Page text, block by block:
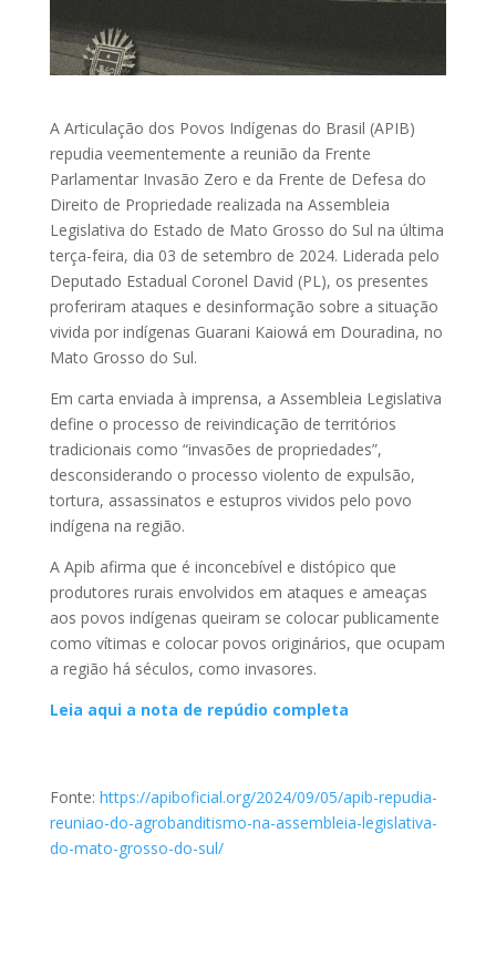
A Articulação dos Povos Indígenas do Brasil (APIB)
repudia veementemente a reunião da Frente
Parlamentar Invasão Zero e da Frente de Defesa do
Direito de Propriedade realizada na Assembleia
Legislativa do Estado de Mato Grosso do Sul na última
terça-feira, dia 03 de setembro de 2024. Liderada pelo
Deputado Estadual Coronel David (PL), os presentes
proferiram ataques e desinformação sobre a situação
vivida por indígenas Guarani Kaiowá em Douradina, no
Mato Grosso do Sul.
Em carta enviada à imprensa, a Assembleia Legislativa
define o processo de reivindicação de territórios
tradicionais como “invasões de propriedades”,
desconsiderando o processo violento de expulsão,
tortura, assassinatos e estupros vividos pelo povo
indígena na região.
A Apib afirma que é inconcebível e distópico que
produtores rurais envolvidos em ataques e ameaças
aos povos indígenas queiram se colocar publicamente
como vítimas e colocar povos originários, que ocupam
a região há séculos, como invasores.
Leia aqui a nota de repúdio completa
Fonte: https://apiboficial.org/2024/09/05/apib-repudia-
reuniao-do-agrobanditismo-na-assembleia-legislativa-
do-mato-grosso-do-sul/